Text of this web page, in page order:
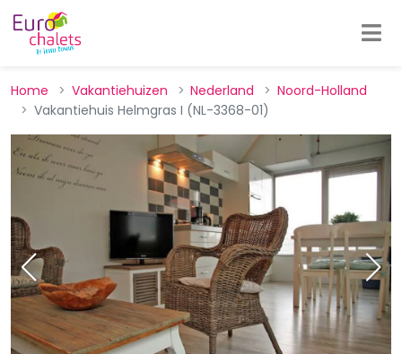
Home Vakantiehuizen Nederland
Noord-Holland
Vakantiehuis Helmgras I (NL-3368-01)